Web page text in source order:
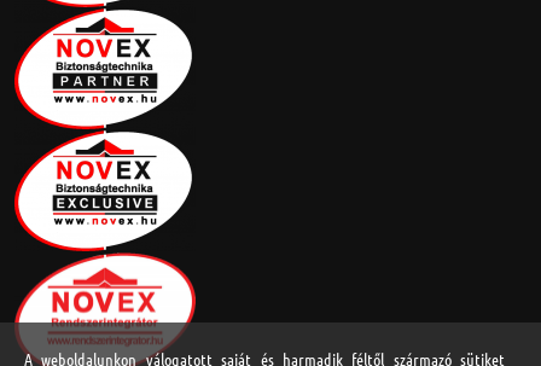
A weboldalunkon válogatott saját és harmadik féltől származó sütiket